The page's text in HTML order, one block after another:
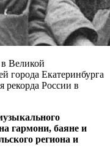
Великой
города Екатеринбурга
рекорда России в
гармони, баяне и
региона и